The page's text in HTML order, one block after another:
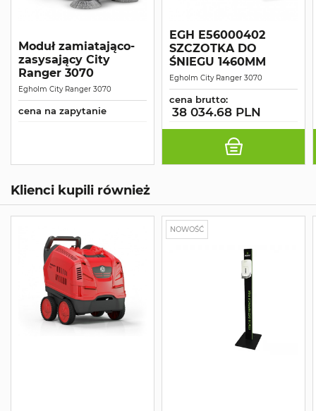
Moduł zamiatająco-
zasysający City
Ranger 3070
Egholm City Ranger 3070
cena na zapytanie
EGH E56000402
SZCZOTKA DO
ŚNIEGU 1460MM
Egholm City Ranger 3070
cena brutto:
38 034.68 PLN
Klienci kupili również
NOWOŚĆ